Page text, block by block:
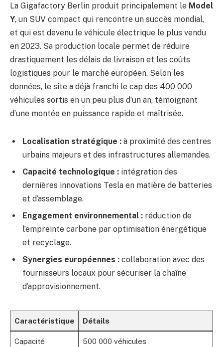
La Gigafactory Berlin produit principalement le Model
Y, un SUV compact qui rencontre un succès mondial,
et qui est devenu le véhicule électrique le plus vendu
en 2023. Sa production locale permet de réduire
drastiquement les délais de livraison et les coûts
logistiques pour le marché européen. Selon les
données, le site a déjà franchi le cap des 400 000
véhicules sortis en un peu plus d’un an, témoignant
d’une montée en puissance rapide et maîtrisée.
Localisation stratégique : à proximité des centres
urbains majeurs et des infrastructures allemandes.
Capacité technologique : intégration des
dernières innovations Tesla en matière de batteries
et d’assemblage.
Engagement environnemental : réduction de
l’empreinte carbone par optimisation énergétique
et recyclage.
Synergies européennes : collaboration avec des
fournisseurs locaux pour sécuriser la chaîne
d’approvisionnement.
Caractéristique Détails
Capacité
500 000 véhicules